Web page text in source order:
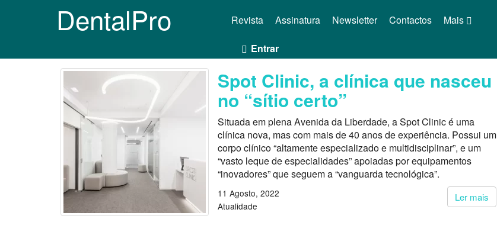
DentalPro Mais
Revista Assinatura Newsletter Contactos
Entrar
Spot Clinic, a clínica que nasceu
no “sítio certo”
Situada em plena Avenida da Liberdade, a Spot Clinic é uma
clínica nova, mas com mais de 40 anos de experiência. Possui um
corpo clínico “altamente especializado e multidisciplinar”, e um
“vasto leque de especialidades” apoiadas por equipamentos
“inovadores” que seguem a “vanguarda tecnológica”.
Ler mais
11 Agosto, 2022
Atualidade